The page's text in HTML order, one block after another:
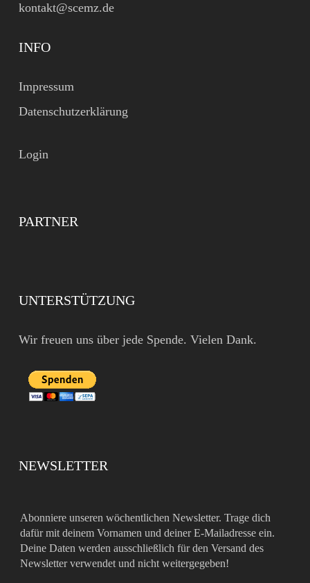
kontakt@scemz.de
INFO
Impressum
Datenschutzerklärung
Login
PARTNER
UNTERSTÜTZUNG
Wir freuen uns über jede Spende. Vielen Dank.
NEWSLETTER
Abonniere unseren wöchentlichen Newsletter. Trage dich
dafür mit deinem Vornamen und deiner E-Mailadresse ein.
Deine Daten werden ausschließlich für den Versand des
Newsletter verwendet und nicht weitergegeben!